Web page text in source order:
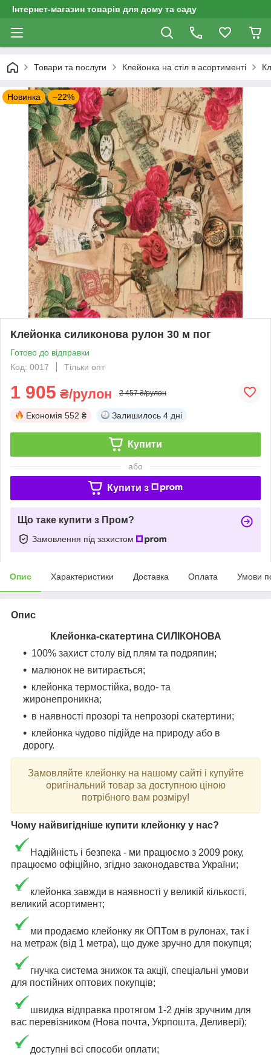
Інтернет-магазин товарів для дому та саду
Товари та послуги Клейонка на стіл в асортименті
Новинка –22%
Клейонка силиконова рулон 30 м пог
Готово до відправки
Код: 0017
Тільки опт
1 905 ₴/рулон 2 457 ₴/рулон
Економія 552 ₴ Залишилось 4 дні
Купити
або
Купити з
Що таке купити з Пром?
Замовлення під захистом
Опис Характеристики Доставка Оплата Умови
Опис
Клейонка-скатертина СИЛІКОНОВА
100% захист столу від плям та подряпин;
малюнок не витирається;
клейонка термостійка, водо- та
жиронепроникна;
в наявності прозорі та непрозорі скатертини;
клейонка чудово підійде на природу або в
дорогу.
Замовляйте клейонку на нашому сайті і купуйте
оригінальний товар за доступною ціною
потрібного вам розміру!
Чому найвигідніше купити клейонку у нас?
Надійність і безпека - ми працюємо з 2009 року,
працюємо офіційно, згідно законодавства України;
клейонка завжди в наявності у великій кількості,
великий асортимент;
ми продаємо клейонку як ОПТом в рулонах, так і
на метраж (від 1 метра), що дуже зручно для покупця;
гнучка система знижок та акції, спеціальні умови
для постійних оптових покупців;
швидка відправка протягом 1-2 днів зручним для
вас перевізником (Нова почта, Укрпошта, Деливері);
доступні всі способи оплати;